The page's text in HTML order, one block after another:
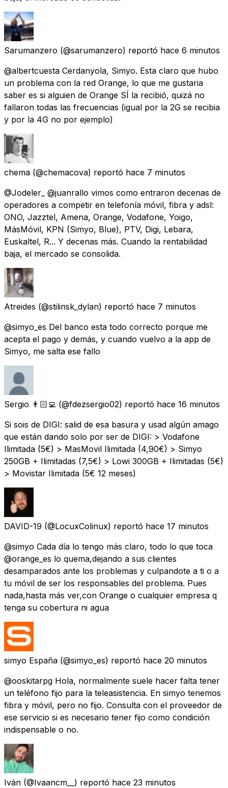
Sarumanzero (@sarumanzero) reportó hace 6 minutos
@albertcuesta Cerdanyola, Simyo. Esta claro que hubo
un problema con la red Orange, lo que me gustaria
saber es si alguien de Orange SÍ la recibió, quizá no
fallaron todas las frecuencias (igual por la 2G se recibia
y por la 4G no por ejemplo)
chema (@chemacova) reportó hace 7 minutos
@Jodeler_ @juanrallo vimos como entraron decenas de
operadores a competir en telefonía móvil, fibra y adsl:
ONO, Jazztel, Amena, Orange, Vodafone, Yoigo,
MásMóvil, KPN (Simyo, Blue), PTV, Digi, Lebara,
Euskaltel, R... Y decenas más. Cuando la rentabilidad
baja, el mercado se consolida.
Atreides (@stilinsk_dylan) reportó hace 7 minutos
@simyo_es Del banco esta todo correcto porque me
acepta el pago y demás, y cuando vuelvo a la app de
Simyo, me salta ese fallo
Sergio 👨🏻‍💻 (@fdezsergio02) reportó hace 16 minutos
Si sois de DIGI: salid de esa basura y usad algún amago
que están dando solo por ser de DIGI: > Vodafone
Ilimitada (5€) > MasMovil Ilimitada (4,90€) > Simyo
250GB + Ilimitadas (7,5€) > Lowi 300GB + Ilimitadas (5€)
> Movistar Ilimitada (5€ 12 meses)
DAVID-19 (@LocuxColinux) reportó hace 17 minutos
@simyo Cada día lo tengo más claro, todo lo que toca
@orange_es lo quema,dejando a sus clientes
desamparados ante los problemas y culpandote a ti o a
tu móvil de ser los responsables del problema. Pues
nada,hasta más ver,con Orange o cualquier empresa q
tenga su cobertura ni agua
simyo España (@simyo_es) reportó hace 20 minutos
@ooskitarpg Hola, normalmente suele hacer falta tener
un teléfono fijo para la teleasistencia. En simyo tenemos
fibra y móvil, pero no fijo. Consulta con el proveedor de
ese servicio si es necesario tener fijo como condición
indispensable o no.
Iván (@Ivaancm__) reportó hace 23 minutos